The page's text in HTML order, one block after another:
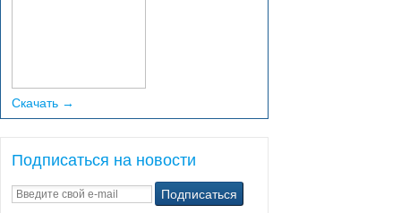
Скачать →
Подписаться на новости